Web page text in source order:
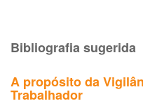
Bibliografia sugerida
A propósito da
Trabalhador